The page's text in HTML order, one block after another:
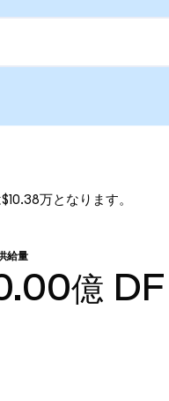
万となります。
給量
億 DF